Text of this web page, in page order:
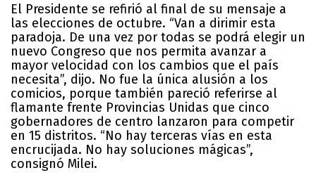
El Presidente se refirió al final de su mensaje a
las elecciones de octubre. “Van a dirimir esta
paradoja. De una vez por todas se podrá elegir un
nuevo Congreso que nos permita avanzar a
mayor velocidad con los cambios que el país
necesita”, dijo. No fue la única alusión a los
comicios, porque también pareció referirse al
flamante frente Provincias Unidas que cinco
gobernadores de centro lanzaron para competir
en 15 distritos. “No hay terceras vías en esta
encrucijada. No hay soluciones mágicas”,
consignó Milei.